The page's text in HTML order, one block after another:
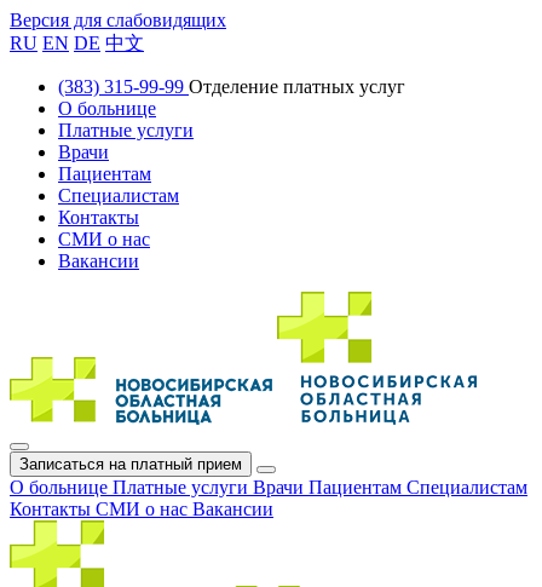
Версия для слабовидящих
RU EN DE 中文
(383) 315-99-99 Отделение платных услуг
О больнице
Платные услуги
Врачи
Пациентам
Специалистам
Контакты
СМИ о нас
Вакансии
Записаться на платный прием
О больнице Платные услуги Врачи Пациентам Специалистам
Контакты СМИ о нас Вакансии